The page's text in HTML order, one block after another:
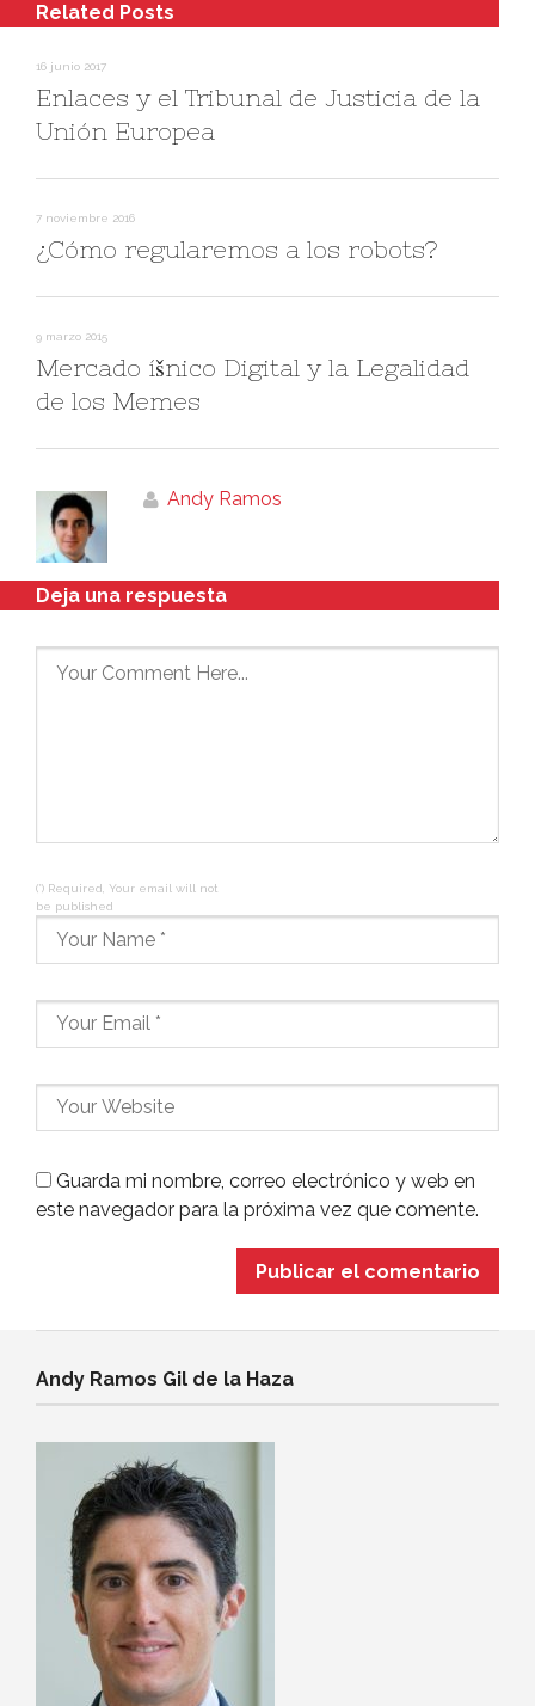
Related Posts
16 junio 2017
Enlaces y el Tribunal de Justicia de la
Unión Europea
7 noviembre 2016
¿Cómo regularemos a los robots?
9 marzo 2015
Mercado íšnico Digital y la Legalidad
de los Memes
Andy Ramos
Deja una respuesta
(*) Required, Your email will not
be published
Guarda mi nombre, correo electrónico y web en
este navegador para la próxima vez que comente.
Andy Ramos Gil de la Haza